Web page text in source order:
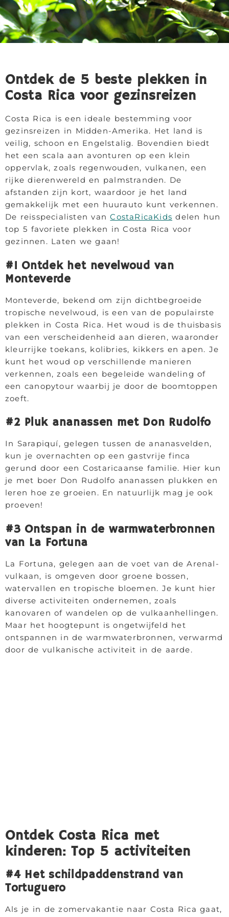
Ontdek de 5 beste plekken in
Costa Rica voor gezinsreizen
Costa Rica is een ideale bestemming voor
gezinsreizen in Midden-Amerika. Het land is
veilig, schoon en Engelstalig. Bovendien biedt
het een scala aan avonturen op een klein
oppervlak, zoals regenwouden, vulkanen, een
rijke dierenwereld en palmstranden. De
afstanden zijn kort, waardoor je het land
gemakkelijk met een huurauto kunt verkennen.
De reisspecialisten vanCostaRicaKids delen hun
top 5 favoriete plekken in Costa Rica voor
gezinnen. Laten we gaan!
#1 Ontdek het nevelwoud van
Monteverde
Monteverde, bekend om zijn dichtbegroeide
tropische nevelwoud, is een van de populairste
plekken in Costa Rica. Het woud is de thuisbasis
van een verscheidenheid aan dieren, waaronder
kleurrijke toekans, kolibries, kikkers en apen. Je
kunt het woud op verschillende manieren
verkennen, zoals een begeleide wandeling of
een canopytour waarbij je door de boomtoppen
zoeft.
#2 Pluk ananassen met Don Rudolfo
In Sarapiquí, gelegen tussen de ananasvelden,
kun je overnachten op een gastvrije finca
gerund door een Costaricaanse familie. Hier kun
je met boer Don Rudolfo ananassen plukken en
leren hoe ze groeien. En natuurlijk mag je ook
proeven!
#3 Ontspan in de warmwaterbronnen
van La Fortuna
La Fortuna, gelegen aan de voet van de Arenal-
vulkaan, is omgeven door groene bossen,
watervallen en tropische bloemen. Je kunt hier
diverse activiteiten ondernemen, zoals
kanovaren of wandelen op de vulkaanhellingen.
Maar het hoogtepunt is ongetwijfeld het
ontspannen in de warmwaterbronnen, verwarmd
door de vulkanische activiteit in de aarde.
Ontdek Costa Rica met
kinderen: Top 5 activiteiten
#4 Het schildpaddenstrand van
Tortuguero
Als je in de zomervakantie naar Costa Rica gaat,